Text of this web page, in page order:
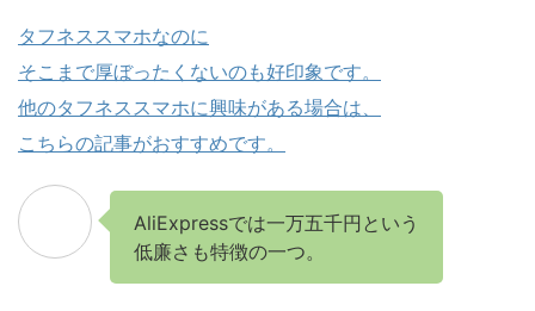
タフネススマホなのに
そこまで厚ぼったくないのも好印象です。
他のタフネススマホに興味がある場合は、
こちらの記事がおすすめです。
AliExpressでは一万五千円という
低廉さも特徴の一つ。